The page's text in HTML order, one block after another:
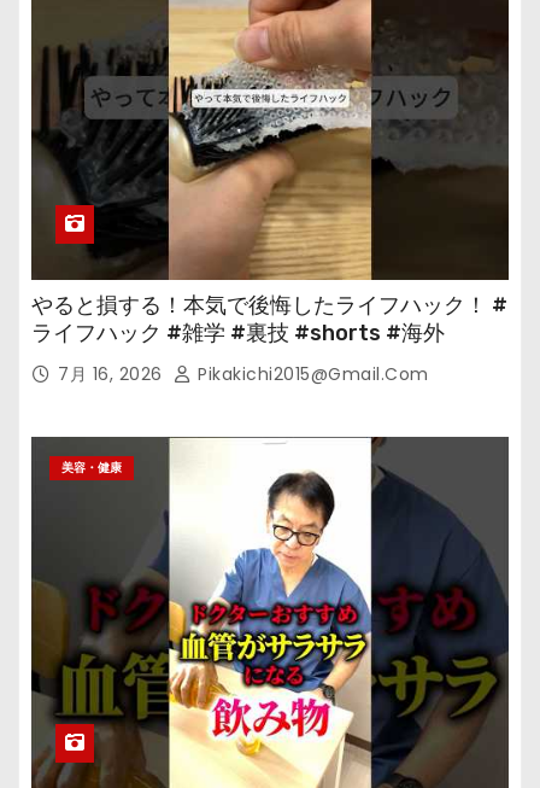
やると損する！本気で後悔したライフハック！ #
ライフハック #雑学 #裏技 #shorts #海外
7月 16, 2026 Pikakichi2015@gmail.com
美容・健康